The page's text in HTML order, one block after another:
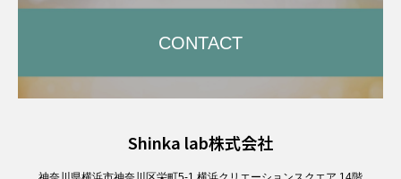
CONTACT
Shinka lab株式会社